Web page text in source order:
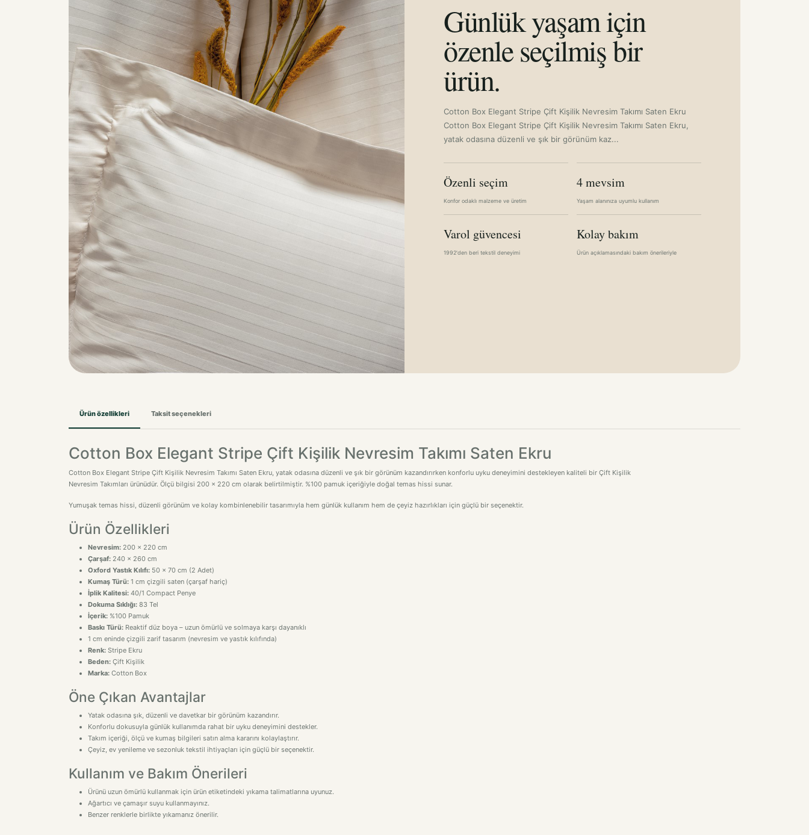
Günlük yaşam için
özenle seçilmiş bir
ürün.
Cotton Box Elegant Stripe Çift Kişilik Nevresim Takımı Saten Ekru
Cotton Box Elegant Stripe Çift Kişilik Nevresim Takımı Saten Ekru,
yatak odasına düzenli ve şık bir görünüm kaz...
Özenli seçim
Konfor odaklı malzeme ve üretim
4 mevsim
Yaşam alanınıza uyumlu kullanım
Varol güvencesi
1992'den beri tekstil deneyimi
Kolay bakım
Ürün açıklamasındaki bakım önerileriyle
Ürün özellikleri Taksit seçenekleri
Cotton Box Elegant Stripe Çift Kişilik Nevresim Takımı Saten Ekru
Cotton Box Elegant Stripe Çift Kişilik Nevresim Takımı Saten Ekru, yatak odasına düzenli ve şık bir görünüm kazandırırken konforlu uyku deneyimini destekleyen kaliteli bir Çift Kişilik
Nevresim Takımları ürünüdür. Ölçü bilgisi 200 x 220 cm olarak belirtilmiştir. %100 pamuk içeriğiyle doğal temas hissi sunar.
Yumuşak temas hissi, düzenli görünüm ve kolay kombinlenebilir tasarımıyla hem günlük kullanım hem de çeyiz hazırlıkları için güçlü bir seçenektir.
Ürün Özellikleri
Nevresim: 200 x 220 cm
Çarşaf: 240 x 260 cm
Oxford Yastık Kılıfı: 50 x 70 cm (2 Adet)
Kumaş Türü: 1 cm çizgili saten (çarşaf hariç)
İplik Kalitesi: 40/1 Compact Penye
Dokuma Sıklığı: 83 Tel
İçerik: %100 Pamuk
Baskı Türü: Reaktif düz boya – uzun ömürlü ve solmaya karşı dayanıklı
1 cm eninde çizgili zarif tasarım (nevresim ve yastık kılıfında)
Renk: Stripe Ekru
Beden: Çift Kişilik
Marka: Cotton Box
Öne Çıkan Avantajlar
Yatak odasına şık, düzenli ve davetkar bir görünüm kazandırır.
Konforlu dokusuyla günlük kullanımda rahat bir uyku deneyimini destekler.
Takım içeriği, ölçü ve kumaş bilgileri satın alma kararını kolaylaştırır.
Çeyiz, ev yenileme ve sezonluk tekstil ihtiyaçları için güçlü bir seçenektir.
Kullanım ve Bakım Önerileri
Ürünü uzun ömürlü kullanmak için ürün etiketindeki yıkama talimatlarına uyunuz.
Ağartıcı ve çamaşır suyu kullanmayınız.
Benzer renklerle birlikte yıkamanız önerilir.